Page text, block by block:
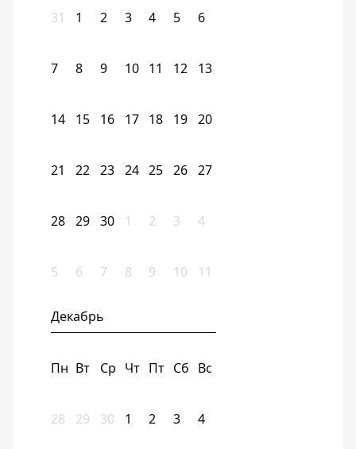
31 1 2 3 4 5 6
7 8 9 10 11 12 13
14 15 16 17 18 19 20
21 22 23 24 25 26 27
28 29 30 1 2 3 4
5 6 7 8 9 10 11
Декабрь
Пн Вт Ср Чт Пт Сб Вс
28 29 30 1 2 3 4